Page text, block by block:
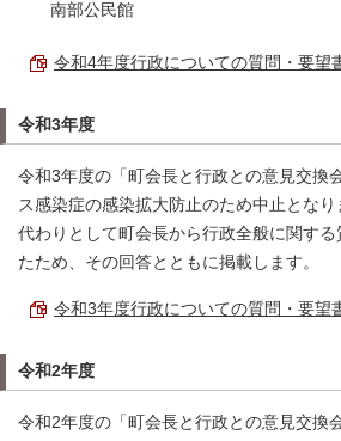
南部公民館
令和4年度行政についての質問・要望
令和3年度
令和3年度の「町会長と行政との意見交換
ス感染症の感染拡大防止のため中止とな
代わりとして町会長から行政全般に関す
たため、その回答とともに掲載します。
令和3年度行政についての質問・要望
令和2年度
令和2年度の「町会長と行政との意見交換